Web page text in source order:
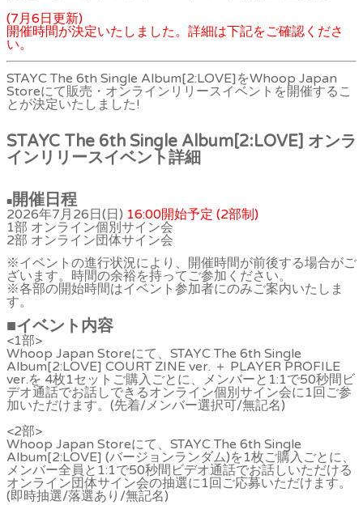
(7月6日更新)
開催時間が決定いたしました。詳細は下記をご確認くださ
い。
STAYC The 6th Single Album[2:LOVE]をWhoop Japan
Storeにて販売・オンラインリリースイベントを開催するこ
とが決定いたしました!
STAYC The 6th Single Album[2:LOVE] オンラ
インリリースイベント詳細
■ 開催日程
2026年7月26日(日) 16:00開始予定 (2部制)
1部 オンライン個別サイン会
2部 オンライン団体サイン会
※イベントの進行状況により、開催時間が前後する場合がご
ざいます。時間の余裕を持ってご参加ください。
※各部の開始時間はイベント参加者にのみご案内いたしま
す。
■イベント内容
<1部>
Whoop Japan Storeにて、STAYC The 6th Single
Album[2:LOVE] COURT ZINE ver. ＋ PLAYER PROFILE
ver.を 4枚1セットご購入ごとに、メンバーと1:1で50秒間ビ
デオ通話でお話しできるオンライン個別サイン会に1回ご参
加いただけます。(先着/メンバー選択可/無記名)
<2部>
Whoop Japan Storeにて、STAYC The 6th Single
Album[2:LOVE] (バージョンランダム)を1枚ご購入ごとに、
メンバー全員と1:1で50秒間ビデオ通話でお話しいただける
オンライン団体サイン会の抽選に1回ご応募いただけます。
(即時抽選/落選あり/無記名)